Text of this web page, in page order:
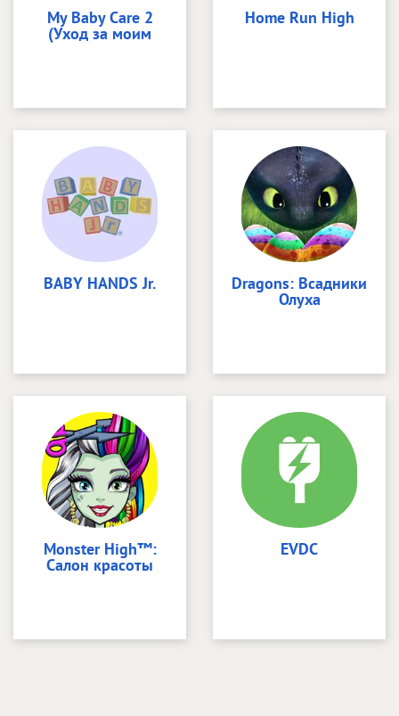
My Baby Care 2
(Уход за моим
Home Run High
BABY HANDS Jr. Dragons: Всадники
Олуха
Monster High™:
Салон красоты
EVDC